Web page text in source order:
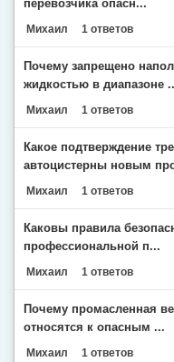
перевозчика опасн...
Михаил 1 ответов
Почему запрещено
жидкостью в диапазоне
Михаил 1 ответов
Какое подтверждение
автоцистерны новым
Михаил 1 ответов
Каковы правила
профессиональной п...
Михаил 1 ответов
Почему промасленная
относятся к опасным ...
Михаил 1 ответов